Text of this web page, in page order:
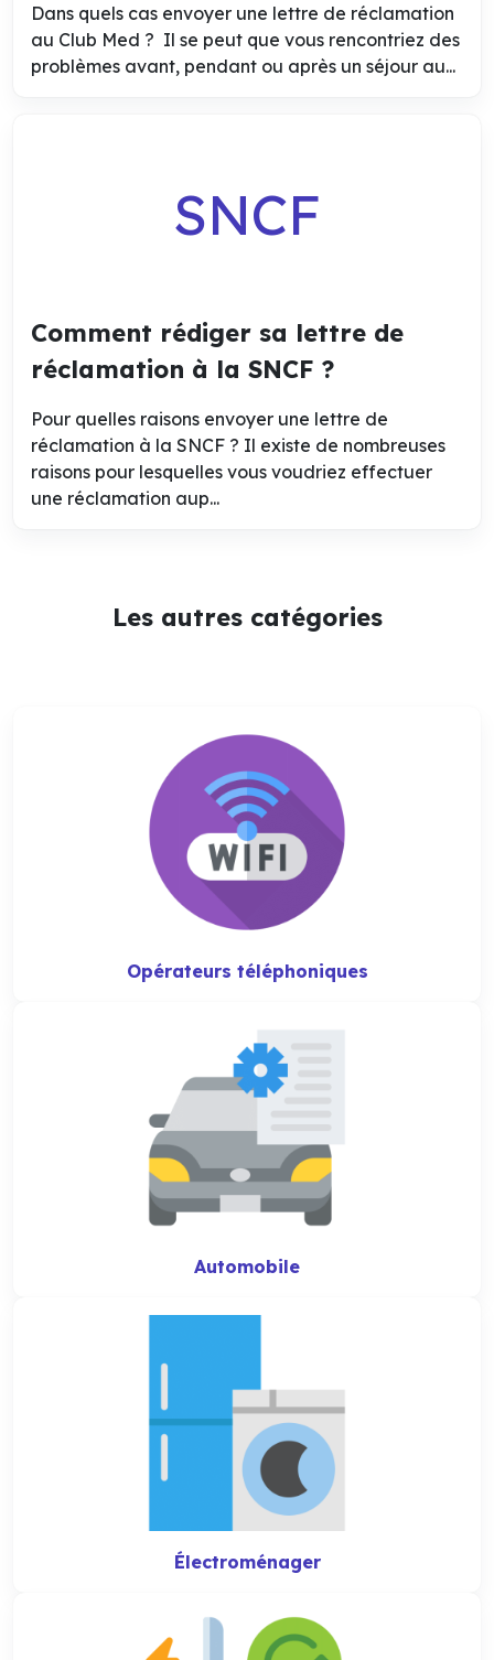
Dans quels cas envoyer une lettre de réclamation
au Club Med ? Il se peut que vous rencontriez des
problèmes avant, pendant ou après un séjour au...
SNCF
Comment rédiger sa lettre de
réclamation à la SNCF ?
Pour quelles raisons envoyer une lettre de
réclamation à la SNCF ? Il existe de nombreuses
raisons pour lesquelles vous voudriez effectuer
une réclamation aup...
Les autres catégories
Opérateurs téléphoniques
Automobile
Électroménager